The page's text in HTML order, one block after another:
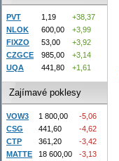
PVT 1,19
+38,37
NLOK
600,00
+3,99
FIXZO
53,00
+3,92
CZGCE
985,00
+3,14
UQA
441,80 +1,61
Zajímavé poklesy
VOW3 1 800,00
-5,06
CSG
441,60
-4,62
CTP
361,20
-3,42
MATTE
18 600,00
-3,13